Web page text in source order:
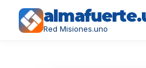
Red Misiones.uno